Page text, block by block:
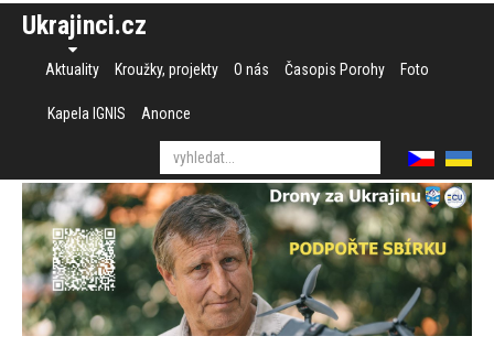
Ukrajinci.cz
Aktuality Kroužky, projekty O nás Časopis Porohy Foto
Kapela IGNIS Anonce